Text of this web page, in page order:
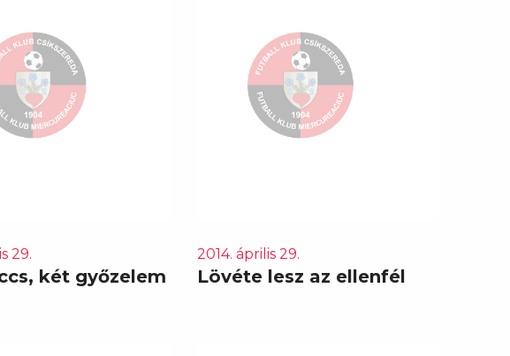
29.
két győzelem
2014. április 29.
Lövéte lesz az ellenfél